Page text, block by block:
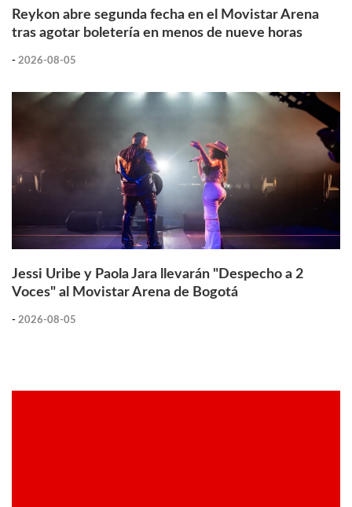
Reykon abre segunda fecha en el Movistar Arena
tras agotar boletería en menos de nueve horas
- 2026-08-05
Jessi Uribe y Paola Jara llevarán "Despecho a 2
Voces" al Movistar Arena de Bogotá
- 2026-08-05